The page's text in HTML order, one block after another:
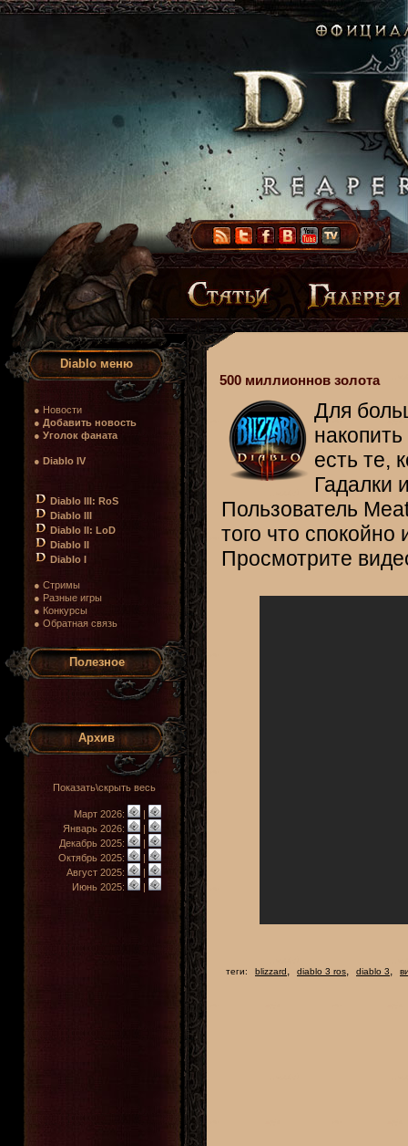
Diablo меню
● Новости
● Добавить новость
● Уголок фаната
● Diablo IV
Diablo III: RoS
Diablo III
Diablo II: LoD
Diablo II
Diablo I
● Стримы
● Разные игры
● Конкурсы
● Обратная связь
Полезное
Архив
Показать\скрыть весь
Март 2026:
|
Январь 2026:
|
Декабрь 2025:
|
Октябрь 2025:
|
Август 2025:
|
Июнь 2025:
|
500 миллионнов золота
Для
есть те,
Гадалки
Пользователь
того что
Просмотрите
теги: blizzard, diablo 3 ros, diablo 3,